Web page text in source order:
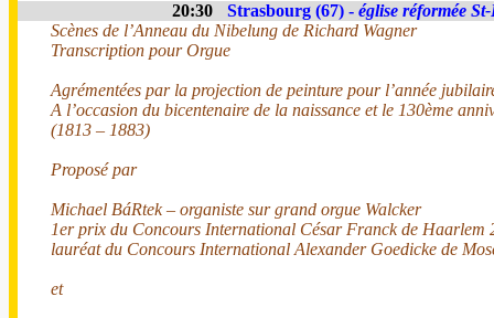
20:30 Strasbourg (67) - église réformée
Scènes de l’Anneau du Nibelung de Richard Wagner
Transcription pour Orgue
Agrémentées par la projection de peinture pour l’année
A l’occasion du bicentenaire de la naissance et le 130ème
(1813 – 1883)
Proposé par
Michael BáRtek – organiste sur grand orgue Walcker
1er prix du Concours International César Franck de Haarlem
lauréat du Concours International Alexander Goedicke de
et